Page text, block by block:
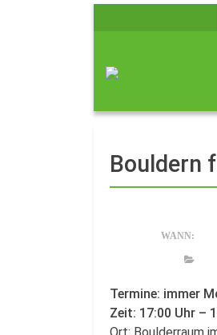
Bouldern
WANN:
Termine: immer
Zeit: 17:00 Uhr –
Ort: Boulderraum